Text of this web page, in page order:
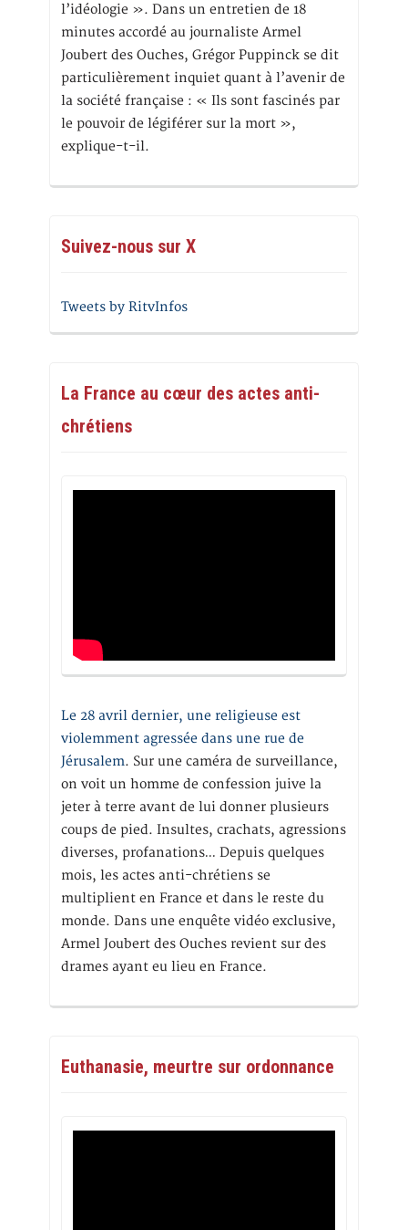
l’idéologie ». Dans un entretien de 18
minutes accordé au journaliste Armel
Joubert des Ouches, Grégor Puppinck se dit
particulièrement inquiet quant à l’avenir de
la société française : « Ils sont fascinés par
le pouvoir de légiférer sur la mort »,
explique-t-il.
Suivez-nous sur X
Tweets by RitvInfos
La France au cœur des actes anti-
chrétiens
Le 28 avril dernier, une religieuse est
violemment agressée dans une rue de
Jérusalem. Sur une caméra de surveillance,
on voit un homme de confession juive la
jeter à terre avant de lui donner plusieurs
coups de pied. Insultes, crachats, agressions
diverses, profanations… Depuis quelques
mois, les actes anti-chrétiens se
multiplient en France et dans le reste du
monde. Dans une enquête vidéo exclusive,
Armel Joubert des Ouches revient sur des
drames ayant eu lieu en France.
Euthanasie, meurtre sur ordonnance